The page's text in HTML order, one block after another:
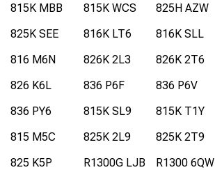
815K MBB
815K WCS 825H AZW
825K SEE
816K LT6 816K SLL
816 M6N
826K 2L3 826K 2T6
826 K6L
836 P6F 836 P6V
836 PY6
815K SL9 815K T1Y
815 M5C
825K 2L9 825K 2T9
825 K5P
R1300G LJB R1300 6QW